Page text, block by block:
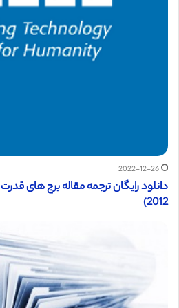
2022-12-26
دانلود رایگان ترجمه مقاله برج های
2012)